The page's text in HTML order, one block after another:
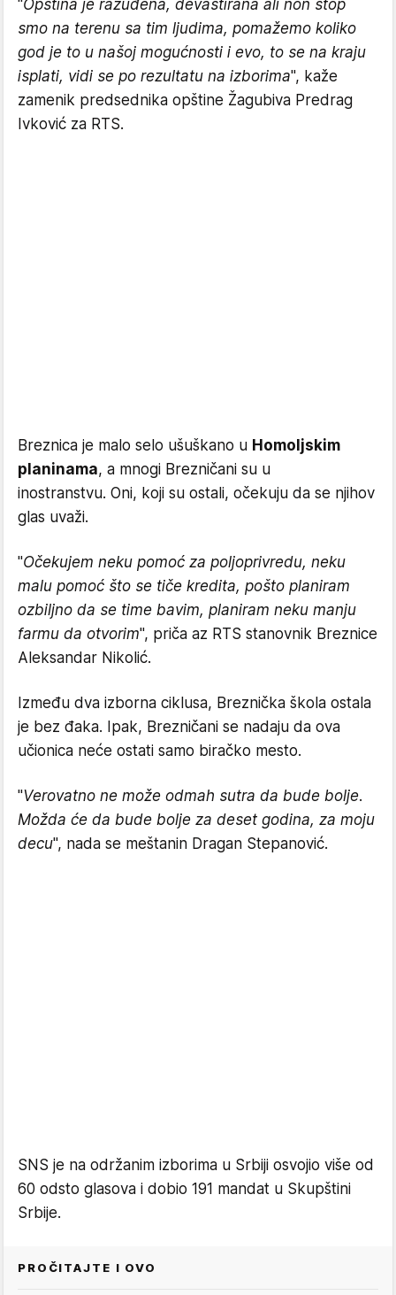
"Opština je razuđena, devastirana ali non stop
smo na terenu sa tim ljudima, pomažemo koliko
god je to u našoj mogućnosti i evo, to se na kraju
isplati, vidi se po rezultatu na izborima", kaže
zamenik predsednika opštine Žagubiva Predrag
Ivković za RTS.
Breznica je malo selo ušuškano u Homoljskim
planinama, a mnogi Brezničani su u
inostranstvu. Oni, koji su ostali, očekuju da se njihov
glas uvaži.
"Očekujem neku pomoć za poljoprivredu, neku
malu pomoć što se tiče kredita, pošto planiram
ozbiljno da se time bavim, planiram neku manju
farmu da otvorim", priča az RTS stanovnik Breznice
Aleksandar Nikolić.
Između dva izborna ciklusa, Breznička škola ostala
je bez đaka. Ipak, Brezničani se nadaju da ova
učionica neće ostati samo biračko mesto.
"Verovatno ne može odmah sutra da bude bolje.
Možda će da bude bolje za deset godina, za moju
decu", nada se meštanin Dragan Stepanović.
SNS je na održanim izborima u Srbiji osvojio više od
60 odsto glasova i dobio 191 mandat u Skupštini
Srbije.
PROČITAJTE I OVO